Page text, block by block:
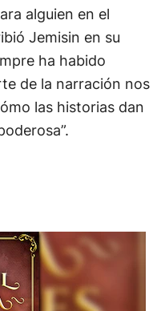
alguien en el
Jemisin en su
ha habido
de la narración nos
las historias dan